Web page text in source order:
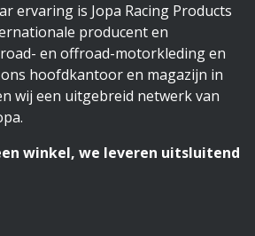
ervaring is Jopa Racing Products
producent en
en offroad-motorkleding en
hoofdkantoor en magazijn in
wij een uitgebreid netwerk van
winkel, we leveren uitsluitend